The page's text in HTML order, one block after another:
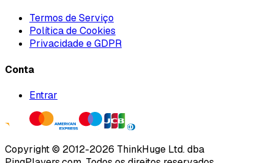
Termos de Serviço
Política de Cookies
Privacidade e GDPR
Conta
Entrar
Copyright © 2012-2026 ThinkHuge Ltd.dba